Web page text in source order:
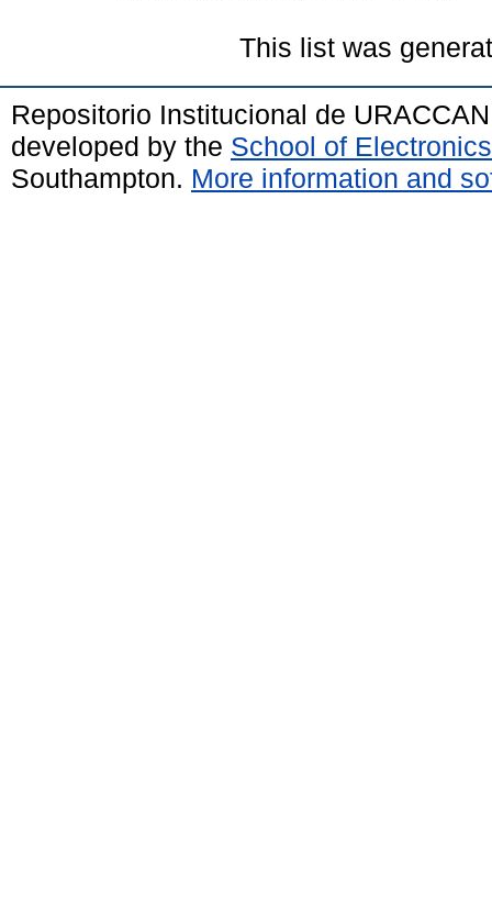
This list was
Repositorio Institucional de
developed by the School of
Southampton. More information and